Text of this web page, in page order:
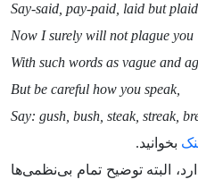
Say-said, pay-paid, laid but
Now I surely will not plague you
With such words as vague and
But be careful how you speak,
Say: gush, bush, steak, streak,
بخوانید.
البته توضیح تمام بی‌نظمی‌ها